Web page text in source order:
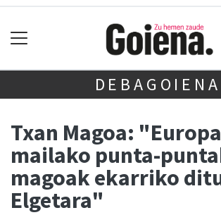
DEBAGOIENA
Txan Magoa: "Europa
mailako punta-
magoak ekarriko
Elgetara"